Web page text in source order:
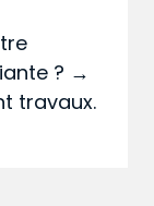
? →
travaux.